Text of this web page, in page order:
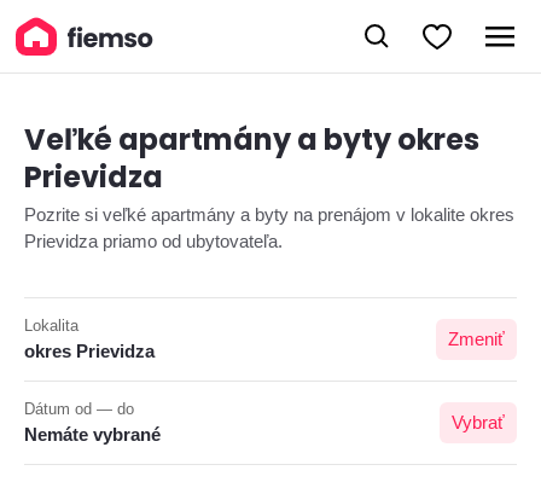
Veľké apartmány a byty okres
Prievidza
Pozrite si veľké apartmány a byty na prenájom v lokalite okres
Prievidza priamo od ubytovateľa.
Lokalita
okres Prievidza
Zmeniť
Dátum od — do
Nemáte vybrané
Vybrať